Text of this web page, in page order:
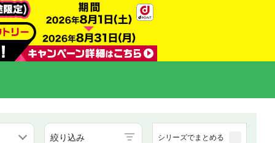
絞り込み シリーズでまとめる